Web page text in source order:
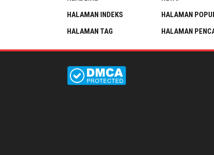
HALAMAN INDEKS
HALAMAN
HALAMAN TAG
HALAMAN